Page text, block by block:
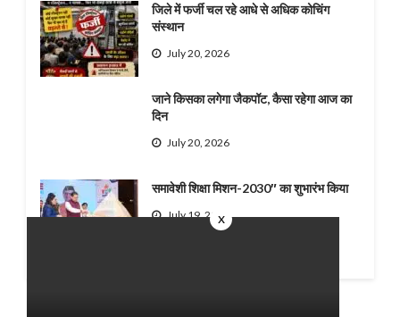
x
जिले में फर्जी चल रहे आधे से अधिक कोचिंग
संस्थान
July 20, 2026
जाने किसका लगेगा जैकपॉट, कैसा रहेगा आज का
दिन
July 20, 2026
समावेशी शिक्षा मिशन-2030″ का शुभारंभ किया
July 19, 2026